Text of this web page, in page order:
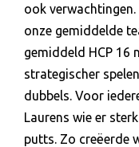
ook
onze gemiddelde
gemiddeld HCP 16
strategischer
dubbels. Voor
Laurens wie er
putts. Zo creëerde